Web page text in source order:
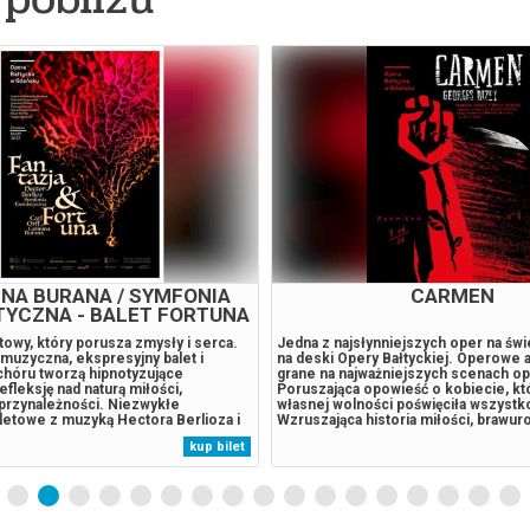
CHARYTATYWNY
CZYNI CUDA” – SIR BRYN
TERFEL
Gianluca Marciano – dyrygent Sir
Program: Giuseppe Verdi –
Nieszpory sycylijskie [9']
Io spiro che nega – aria
opery Mefistofele [4'] Charles
d’or (Pieśń o złotym cielcu) z
Jacques Offenbach – Uwertura do
w piekle [9'] Giuseppe Verdi –
Otello [5'] Kurt...
kup bilet
ANDRÉ RIEU. NIECH
Nowy show pt. Niech żyje
hołd dla rodzinnego miasta Maestra,
wszystko się zaczęło. 20 lat temu
jego Orkiestra Johanna Straussa po
wystąpili na Vrijthof. Średniowieczny
się wtedy w lśniącą salę balową na
powietrzu. Publiczność wysłuchała
tego typu koncertu, a wszystko pod
niebem, usianym migoczącymi